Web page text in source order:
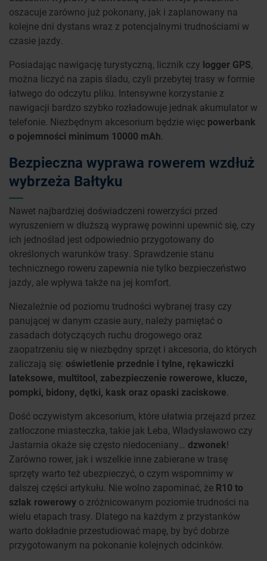
oszacuje zarówno już pokonany, jak i zaplanowany na
kolejne dni dystans wraz z potencjalnymi trudnościami w
czasie jazdy.
Posiadając nawigację turystyczną, licznik czy logger GPS,
można liczyć na zapis śladu, czyli przebytej trasy w formie
łatwego do odczytu pliku. Intensywne korzystanie z
nawigacji bardzo szybko rozładowuje jednak akumulator w
telefonie. Niezbędnym akcesorium będzie więc powerbank
o pojemności minimum 10000 mAh.
Bezpieczna wyprawa rowerem wzdłuż
wybrzeża Bałtyku
Nawet najbardziej doświadczeni rowerzyści przed
wyruszeniem w dłuższą wyprawę powinni upewnić się, czy
ich jednoślad jest odpowiednio przygotowany do
określonych warunków trasy. Sprawdzenie stanu
technicznego roweru zapewnia nie tylko bezpieczeństwo
jazdy, ale wpływa także na jej komfort.
Niezależnie od poziomu trudności wybranej trasy czy
panującej w danym czasie aury, należy pamiętać o
zasadach dotyczących ruchu drogowego oraz
zaopatrzeniu się w niezbędny sprzęt i akcesoria, do których
zaliczają się: oświetlenie przednie i tylne, rękawiczki
lateksowe, multitool, zabezpieczenie rowerowe, klucze,
pompki, bidony, dętki, kask oraz opaski zaciskowe.
Dość oczywistym akcesorium, które ułatwia przejazd przez
zatłoczone miasteczka, takie jak Łeba, Władysławowo czy
Jastarnia okaże się często niedoceniany… dzwonek!
Zarówno rower, jak i wszelkie inne zabierane w trasę
sprzęty warto też ubezpieczyć, o czym wspomnimy w
dalszej części artykułu. Nie wolno zapominać, że R10 to
szlak rowerowy o zróżnicowanym poziomie trudności na
wielu etapach trasy. Dlatego na każdym z przystanków
warto dokładnie przestudiować mapę, by być dobrze
przygotowanym na pokonanie kolejnych odcinków.